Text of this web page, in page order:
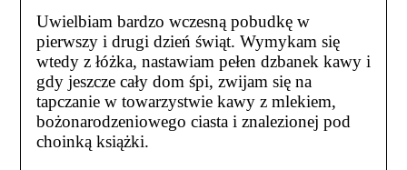
Uwielbiam bardzo wczesną pobudkę w
pierwszy i drugi dzień świąt. Wymykam się
wtedy z łóżka, nastawiam pełen dzbanek kawy i
gdy jeszcze cały dom śpi, zwijam się na
tapczanie w towarzystwie kawy z mlekiem,
bożonarodzeniowego ciasta i znalezionej pod
choinką książki.